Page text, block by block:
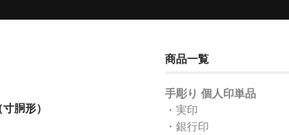
胴形）
商品一覧
手彫り 個人印単品
・実印
・銀行印